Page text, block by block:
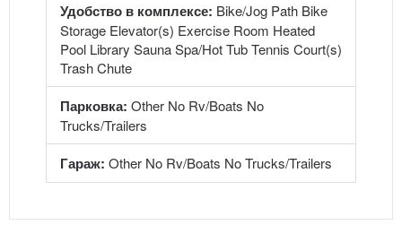
Удобство в комплексе: Bike/Jog Path Bike
Storage Elevator(s) Exercise Room Heated
Pool Library Sauna Spa/Hot Tub Tennis Court(s)
Trash Chute
Парковка: Other No Rv/Boats No
Trucks/Trailers
Гараж: Other No Rv/Boats No Trucks/Trailers